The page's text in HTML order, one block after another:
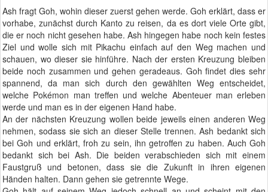
Ash fragt Goh, wohin dieser zuerst gehen werde. Goh erklärt, dass er
vorhabe, zunächst durch Kanto zu reisen, da es dort viele Orte gibt,
die er noch nicht gesehen habe. Ash hingegen habe noch kein festes
Ziel und wolle sich mit Pikachu einfach auf den Weg machen und
schauen, wo dieser sie hinführe. Nach der ersten Kreuzung bleiben
beide noch zusammen und gehen geradeaus. Goh findet dies sehr
spannend, da man sich durch den gewählten Weg entscheidet,
welche Pokémon man treffen und welche Abenteuer man erleben
werde und man es in der eigenen Hand habe.
An der nächsten Kreuzung wollen beide jeweils einen anderen Weg
nehmen, sodass sie sich an dieser Stelle trennen. Ash bedankt sich
bei Goh und erklärt, froh zu sein, ihn getroffen zu haben. Auch Goh
bedankt sich bei Ash. Die beiden verabschieden sich mit einem
Faustgruß und betonen, dass sie die Zukunft in ihren eigenen
Händen halten. Dann gehen sie getrennte Wege.